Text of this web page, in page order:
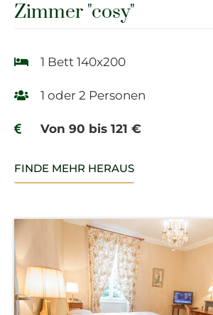
Zimmer "cosy"
1 Bett 140x200
1 oder 2 Personen
Von 90 bis 121 €
FINDE MEHR HERAUS